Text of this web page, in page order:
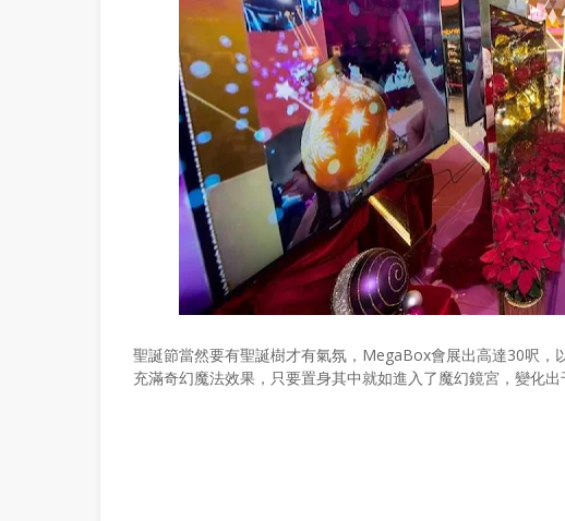
聖誕節當然要有聖誕樹才有氣氛，MegaBox會展出高達30呎
充滿奇幻魔法效果，只要置身其中就如進入了魔幻鏡宮，變化出